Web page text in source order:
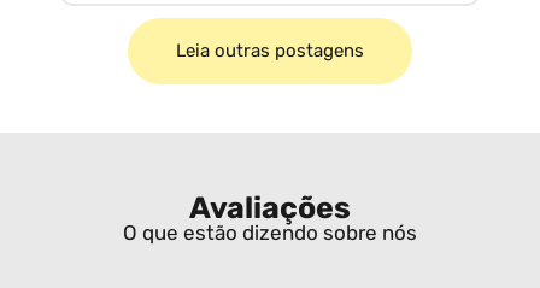
Leia outras postagens
Avaliações
O que estão dizendo sobre nós